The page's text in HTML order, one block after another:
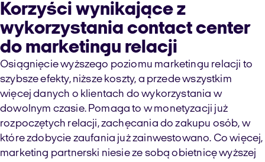
Korzyści wynikające z
wykorzystania contact center
do marketingu relacji
Osiągnięcie wyższego poziomu marketingu relacji to
szybsze efekty, niższe koszty, a przede wszystkim
więcej danych o klientach do wykorzystania w
dowolnym czasie. Pomaga to w monetyzacji już
rozpoczętych relacji, zachęcania do zakupu osób, w
które zdobycie zaufania już zainwestowano. Co więcej,
marketing partnerski niesie ze sobą obietnicę wyższej